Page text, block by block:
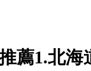
薦1.北海